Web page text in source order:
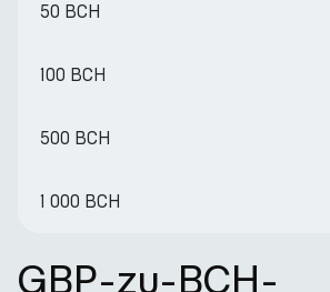
50 BCH
100 BCH
500 BCH
1 000 BCH
GBP-zu-BCH-